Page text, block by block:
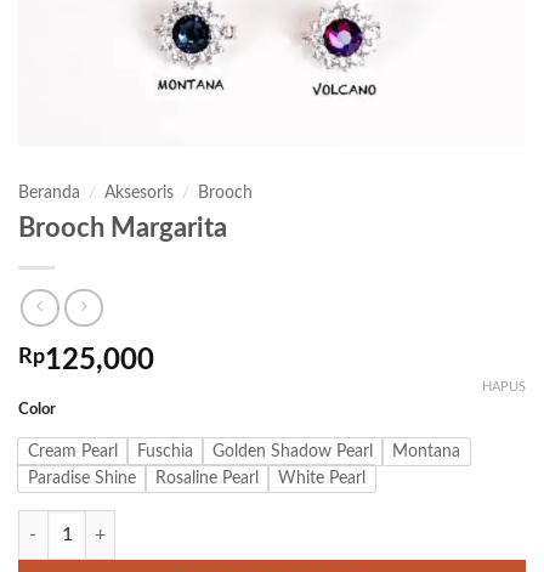
Beranda / Aksesoris / Brooch
Brooch Margarita
Rp125,000
Color
Cream Pearl Fuschia Golden Shadow Pearl
Montana
Paradise Shine
Rosaline Pearl White Pearl
HAPUS
Kuantitas Brooch Margarita